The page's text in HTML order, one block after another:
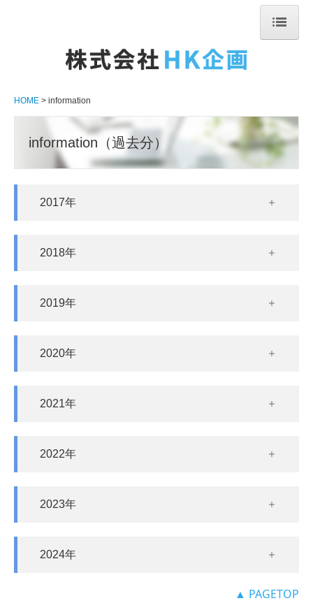
会社情報
会社概要
組織図
事業内容
橋梁点検業務
採用情報
HOME information
information（過去分）
2017年
2018年
2019年
2020年
2021年
2022年
2023年
2024年
▲ PAGETOP